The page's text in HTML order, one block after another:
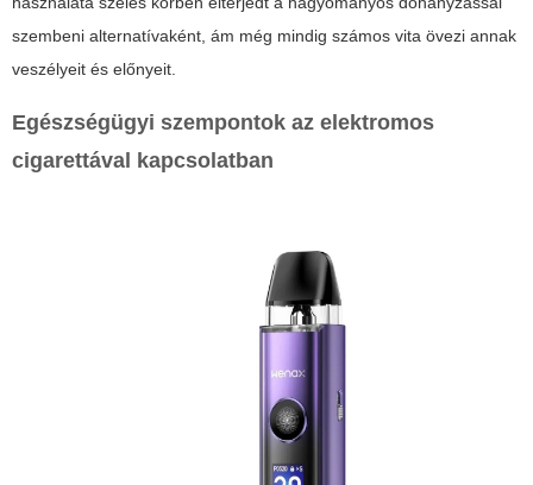
szembeni alternatívaként, ám még mindig számos vita övezi annak
veszélyeit és előnyeit.
Egészségügyi szempontok az elektromos
cigarettával kapcsolatban